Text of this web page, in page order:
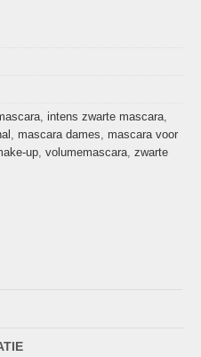
intens zwarte mascara
mascara dames
mascara voor
up volumemascara zwarte